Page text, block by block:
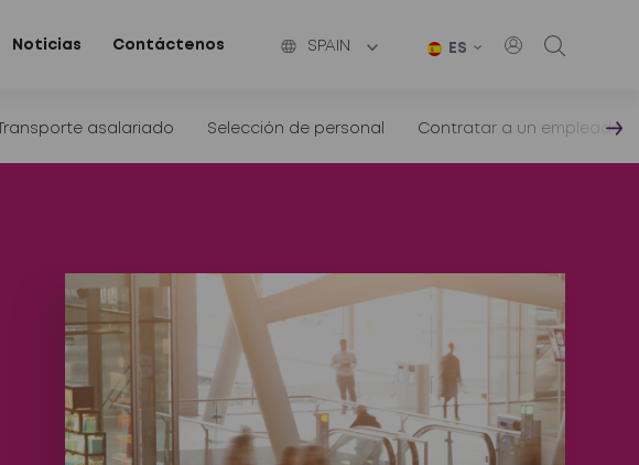
Noticias Contáctenos SPAIN ES
Transporte asalariado Selección de personal Contratar a un empleado